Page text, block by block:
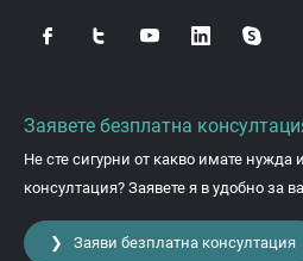
Заявете безплатна
Не сте сигурни от какво имате нужда
консултация? Заявете я в удобно за
❯ Заяви безплатна консултация